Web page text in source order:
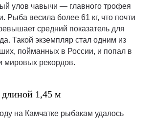
улов чавычи — главного трофея
Рыба весила более 61 кг, что почти
средний показатель для
Такой экземпляр стал одним из
пойманных в России, и попал в
мировых рекордов.
длиной 1,45 м
на Камчатке рыбакам удалось